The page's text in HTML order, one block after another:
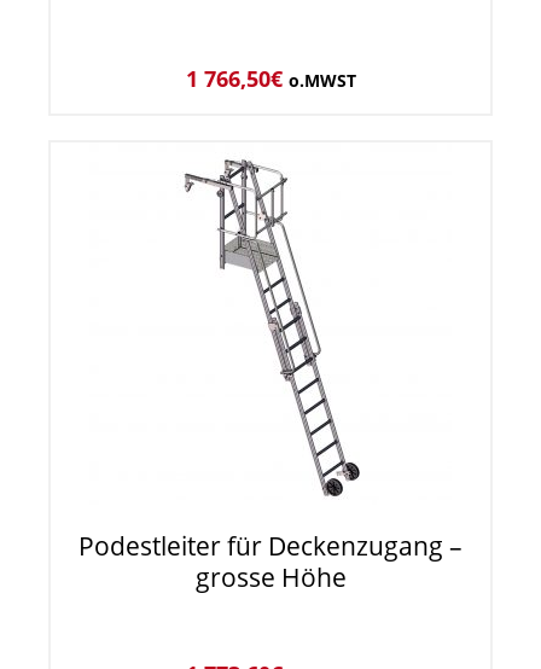
1 766,50€ o.MWST
Podestleiter für Deckenzugang –
grosse Höhe